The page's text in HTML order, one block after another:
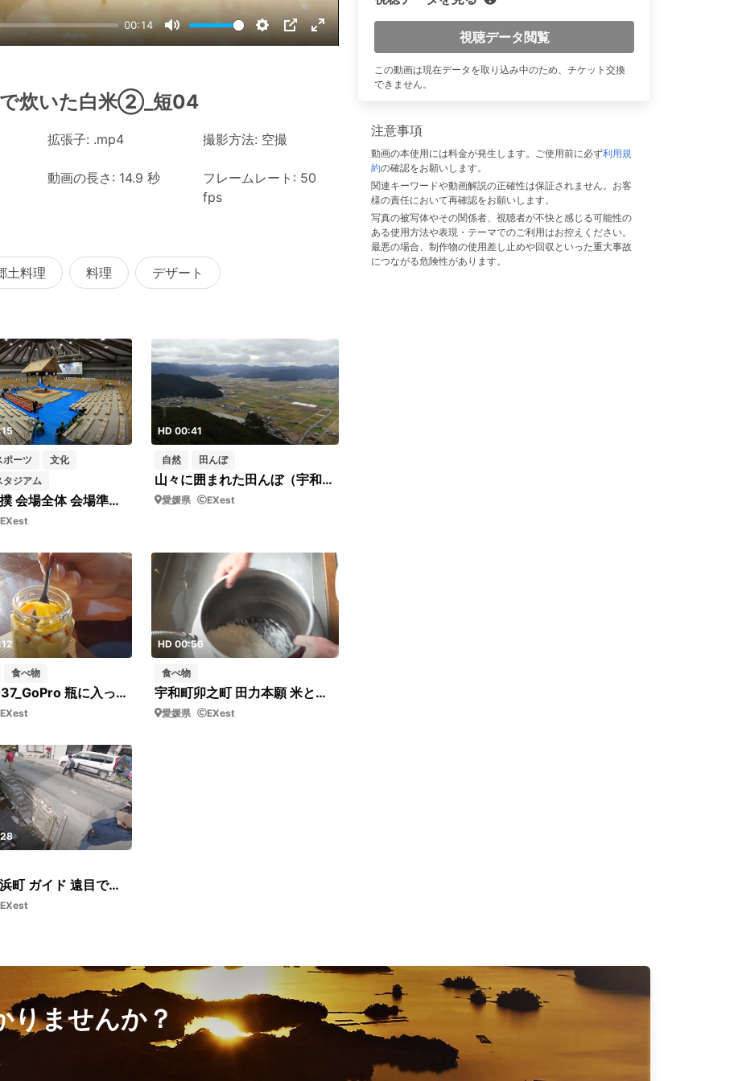
00:14
Mute Settings
PIP Enter
fullscreen
で炊いた白米②_短04
拡張子: .mp4 撮影方法: 空撮
動画の長さ: 14.9 秒
フレームレート: 50
fps
土料理 料理 デザート
ポーツ
文化
タジアム
乙亥大相撲 会場全体 会場準備（乙亥の里 乙亥会館）フィックス
EXest
HD 00:41
自然 田んぼ
山々に囲まれた田んぼ（宇和米の産地・宇和町卯之町）ドローン映像 左から右へゆっくり移動
愛媛県 EXest
食べ物
小泉家_037_GoPro 瓶に入ったプリンをすくう
EXest
HD 00:56
食べ物
宇和町卯之町 田力本願 米とぎ①_短04
愛媛県 EXest
西予市明浜町 ガイド 遠目で撮影⑤
EXest
視聴データ閲覧
この動画は現在データを取り込み中のため、チケット交換
できません。
注意事項
動画の本使用には料金が発生します。ご使用前に必ず利用規
約の確認をお願いします。
関連キーワードや動画解説の正確性は保証されません。お客
様の責任において再確認をお願いします。
写真の被写体やその関係者、視聴者が不快と感じる可能性の
ある使用方法や表現・テーマでのご利用はお控えください。
最悪の場合、制作物の使用差し止めや回収といった重大事故
につながる危険性があります。
りませんか？